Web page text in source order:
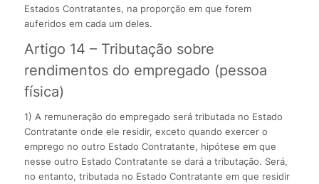
Estados Contratantes, na proporção em que forem
auferidos em cada um deles.
Artigo 14 – Tributação sobre
rendimentos do empregado (pessoa
física)
1) A remuneração do empregado será tributada no Estado
Contratante onde ele residir, exceto quando exercer o
emprego no outro Estado Contratante, hipótese em que
nesse outro Estado Contratante se dará a tributação. Será,
no entanto, tributada no Estado Contratante em que residir